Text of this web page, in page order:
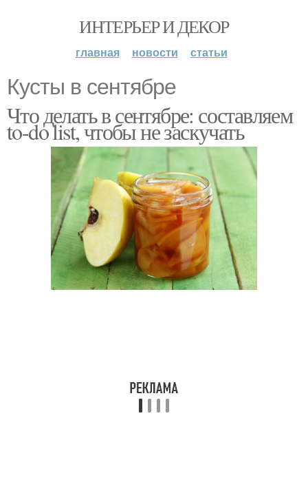
ИНТЕРЬЕР И ДЕКОР
главная новости статьи
Кусты в сентябре
Что делать в сентябре: составляем
to-do list, чтобы не заскучать